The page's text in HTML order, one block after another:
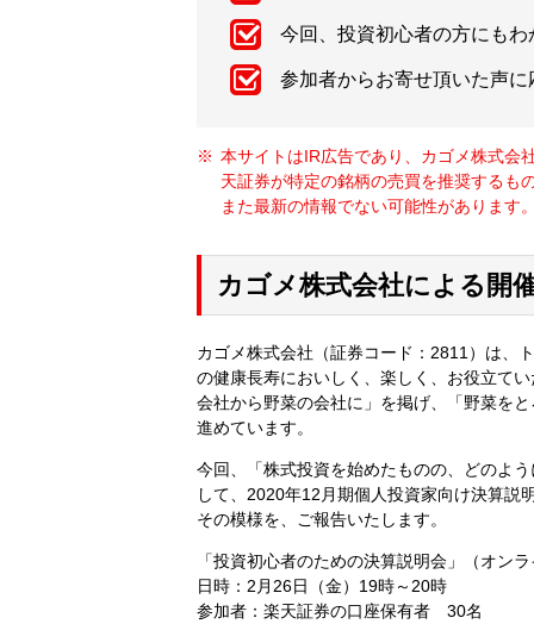
今回、投資初心者の方にも
参加者からお寄せ頂いた声
本サイトはIR広告であり、カゴメ株式会
天証券が特定の銘柄の売買を推奨するも
また最新の情報でない可能性があります
カゴメ株式会社による開
カゴメ株式会社（証券コード：2811）は、
の健康長寿においしく、楽しく、お役立て
会社から野菜の会社に」を掲げ、「野菜を
進めています。
今回、「株式投資を始めたものの、どのよ
して、2020年12月期個人投資家向け決算説
その模様を、ご報告いたします。
「投資初心者のための決算説明会」（オン
日時：2月26日（金）19時～20時
参加者：楽天証券の口座保有者 30名